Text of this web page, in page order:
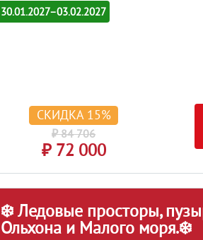
30.01.2027–03.02.2027
СКИДКА 15%
₽ 84 706
₽ 72 000
❄️ Ледовые просторы,
Ольхона и Малого моря.❄️